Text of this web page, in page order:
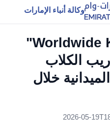
وكالة أنباء الإمارات
أكاديمية "Worldwide K9 UAE"
الكلاب
خلال
2026-05-